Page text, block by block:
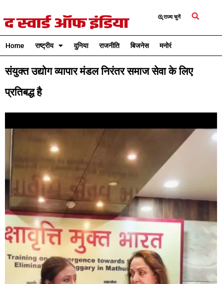
राज्य चुनें
Home राष्ट्रीय दुनिया राजनीति बिजनेस मनोरंजन
संयुक्त उद्योग व्यापार मंडल निरंतर समाज सेवा के लिए
प्रतिबद्ध है